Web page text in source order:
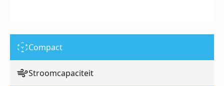
Compact
Stroomcapaciteit